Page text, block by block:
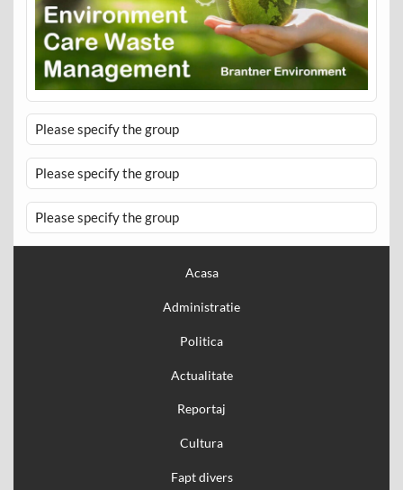
Please specify the group
Please specify the group
Please specify the group
Acasa
Administratie
Politica
Actualitate
Reportaj
Cultura
Fapt divers